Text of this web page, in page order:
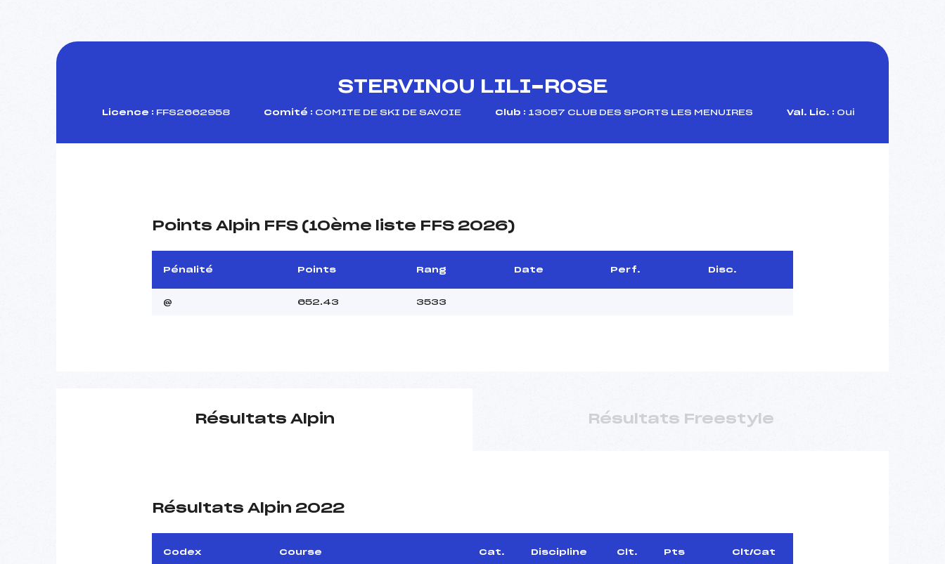
STERVINOU LILI-ROSE
Licence : FFS2662958 Comité : COMITE DE SKI DE SAVOIE Club : 13057 CLUB DES SPORTS LES MENUIRES Val. Lic. : Oui
Points Alpin FFS (10ème liste FFS 2026)
Pénalité Points Rang Date Perf. Disc.
@ 652.43 3533
Résultats Alpin Résultats Freestyle
Résultats Alpin 2022
Codex Course Cat. Discipline Clt. Pts Clt/Cat